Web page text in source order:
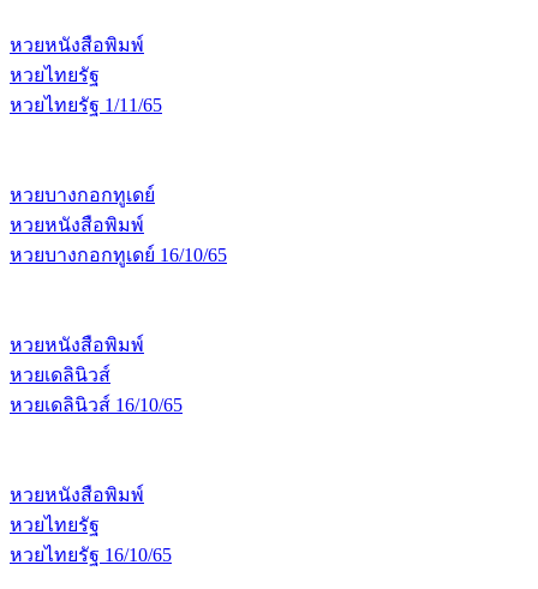
หวยหนังสือพิมพ์
หวยไทยรัฐ
หวยไทยรัฐ 1/11/65
หวยบางกอกทูเดย์
หวยหนังสือพิมพ์
หวยบางกอกทูเดย์ 16/10/65
หวยหนังสือพิมพ์
หวยเดลินิวส์
หวยเดลินิวส์ 16/10/65
หวยหนังสือพิมพ์
หวยไทยรัฐ
หวยไทยรัฐ 16/10/65